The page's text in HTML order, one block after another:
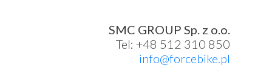
SMC GROUP Sp. z o.o.
Tel: +48 512 310 850
info@forcebike.pl